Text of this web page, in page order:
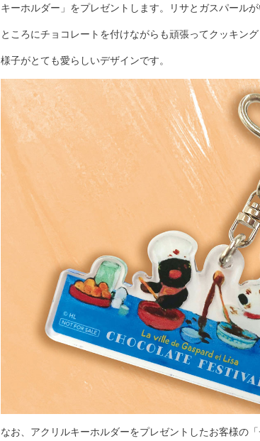
キーホルダー」をプレゼントします。リサとガスパール
ところにチョコレートを付けながらも頑張ってクッキン
様子がとても愛らしいデザインです。
なお、アクリルキーホルダーをプレゼントしたお客様の